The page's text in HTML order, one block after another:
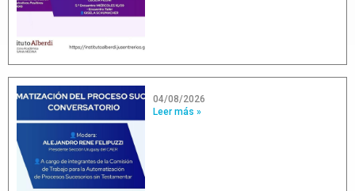
04/08/2026
Leer más »